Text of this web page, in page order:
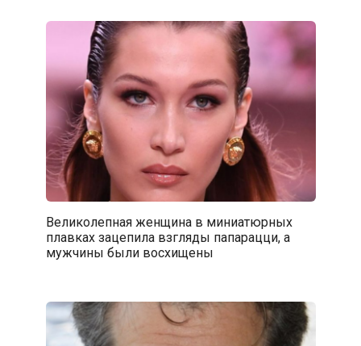
Великолепная женщина в миниатюрных
плавках зацепила взгляды папарацци, а
мужчины были восхищены